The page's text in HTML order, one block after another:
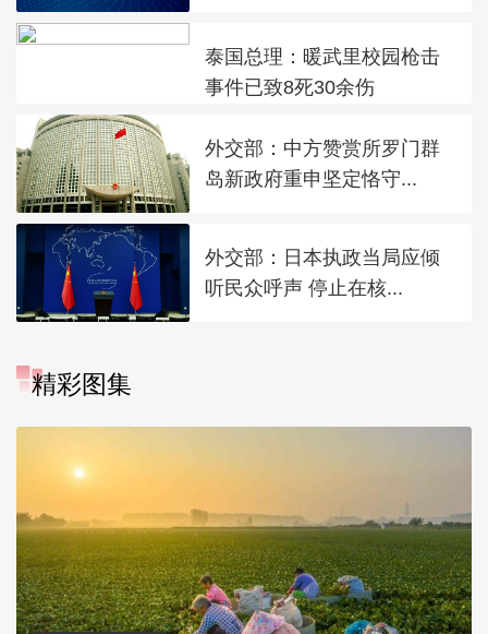
泰国总理：暖武里校园枪击
事件已致8死30余伤
外交部：中方赞赏所罗门群
岛新政府重申坚定恪守...
外交部：日本执政当局应倾
听民众呼声 停止在核...
精彩图集